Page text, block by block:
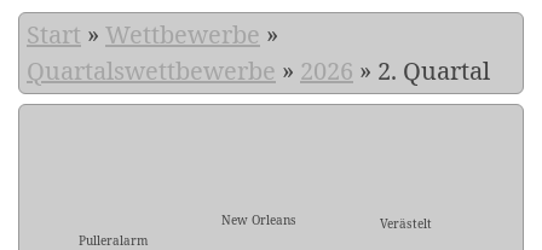
Start » Wettbewerbe »
Quartalswettbewerbe » 2026 » 2. Quartal
Pulleralarm
New Orleans Verästelt